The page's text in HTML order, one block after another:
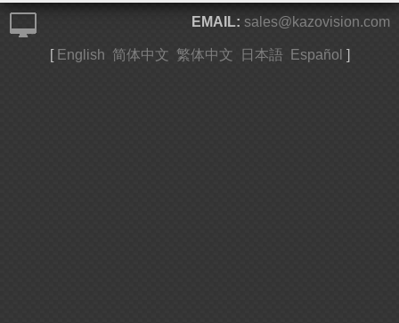
EMAIL: sales@kazovision.com
[ English 简体中文 繁体中文 日本語 Español ]